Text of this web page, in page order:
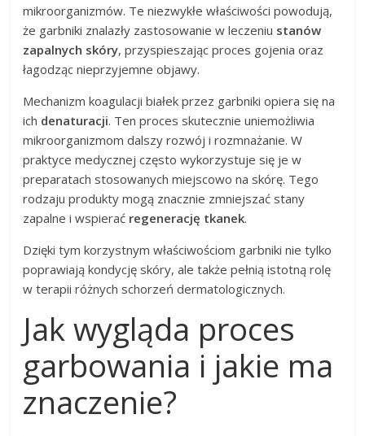
mikroorganizmów. Te niezwykłe właściwości powodują,
że garbniki znalazły zastosowanie w leczeniu stanów
zapalnych skóry, przyspieszając proces gojenia oraz
łagodząc nieprzyjemne objawy.
Mechanizm koagulacji białek przez garbniki opiera się na
ich denaturacji. Ten proces skutecznie uniemożliwia
mikroorganizmom dalszy rozwój i rozmnażanie. W
praktyce medycznej często wykorzystuje się je w
preparatach stosowanych miejscowo na skórę. Tego
rodzaju produkty mogą znacznie zmniejszać stany
zapalne i wspierać regenerację tkanek.
Dzięki tym korzystnym właściwościom garbniki nie tylko
poprawiają kondycję skóry, ale także pełnią istotną rolę
w terapii różnych schorzeń dermatologicznych.
Jak wygląda proces
garbowania i jakie ma
znaczenie?